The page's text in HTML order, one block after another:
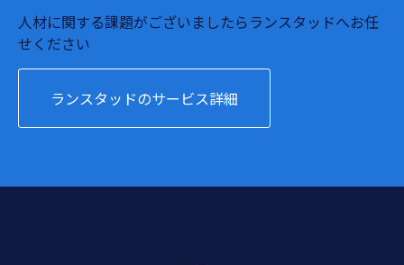
人材に関する課題がございましたらランスタッドへお任
せください
ランスタッドのサービス詳細